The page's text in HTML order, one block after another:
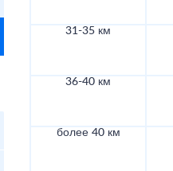
31-35 км
36-40 км
более 40 км